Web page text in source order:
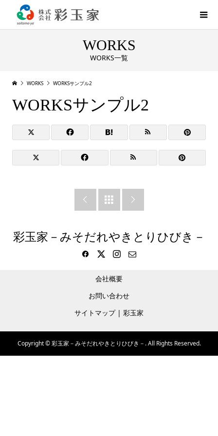
WORKS
WORKS一覧
WORKS WORKSサンプル2
WORKSサンプル2
  
彩玉家－みそだれやきとりひびき－
会社概要
お問い合わせ
サイトマップ | 彩玉家
Copyright ©彩玉家－みそだれやきとりひびき－. All Rights Reserved.